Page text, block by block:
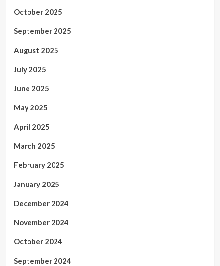
October 2025
September 2025
August 2025
July 2025
June 2025
May 2025
April 2025
March 2025
February 2025
January 2025
December 2024
November 2024
October 2024
September 2024